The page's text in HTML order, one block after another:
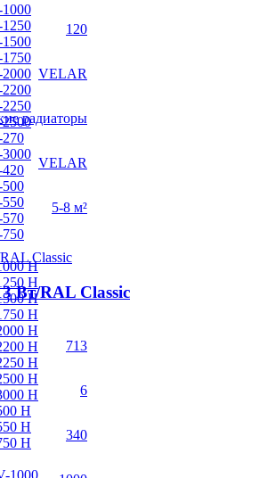
H
H
H
H
H
H
H
H
H
H
H
H
1000
120
VELAR
радиаторы
VELAR
5-8 м²
Вт/RAL Classic
713
6
340